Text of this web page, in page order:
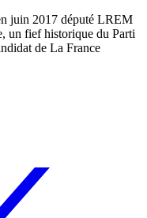
juin 2017 député LREM
un fief historique du Parti
de La France